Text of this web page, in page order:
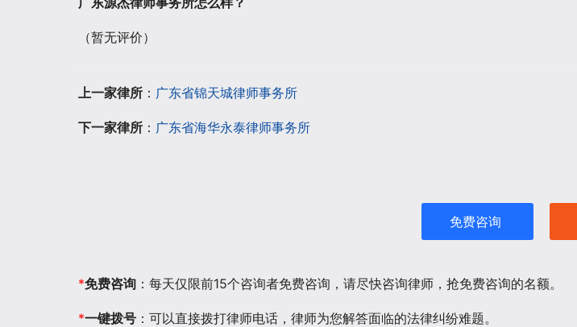
（暂无评价）
上一家律所 ： 广东省锦天城律师事务所
下一家律所 ： 广东省海华永泰律师事务所
免费咨询
*免费咨询 ：每天仅限前15个咨询者免费咨询，请尽快咨询律师，抢免费咨询的名额。
*一键拨号 ：可以直接拨打律师电话，律师为您解答面临的法律纠纷难题。